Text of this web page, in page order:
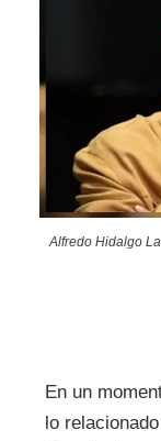
Alfredo Hidalgo
En un
lo